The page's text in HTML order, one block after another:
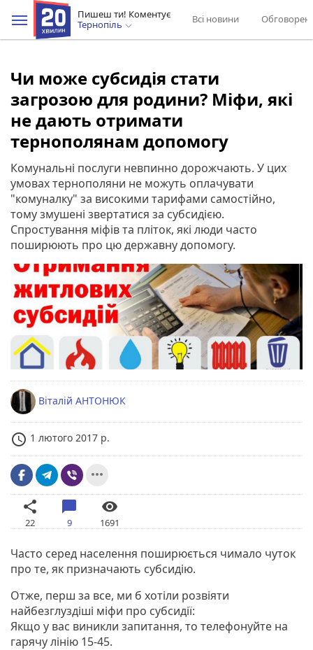
Пишеш ти! Коментує
Тернопіль
Всі новини
Чи може субсидія стати
загрозою для родини? Міфи, які
не дають отримати
тернополянам допомогу
Комунальні послуги невпинно дорожчають. У цих
умовах тернополяни не можуть оплачувати
"комуналку" за високими тарифами самостiйно,
тому змушенi звертатися за субсидiєю.
Спростування міфів та пліток, які люди часто
поширюють про цю державну допомогу.
Віталій АНТОНЮК
access_time 1 лютого 2017 р.
more_horiz
share
22
chat_bubble
9
visibility
1691
Часто серед населення поширюється чимало чуток
про те, як призначають субсидiю.
Отже, перш за все, ми б хотіли розвіяти
найбезглуздіші міфи про субсидії:
Якщо у вас виникли запитання, то телефонуйте на
гарячу лінію 15-45.